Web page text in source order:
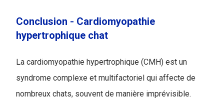
Conclusion - Cardiomyopathie
hypertrophique chat
La cardiomyopathie hypertrophique (CMH) est un
syndrome complexe et multifactoriel qui affecte de
nombreux chats, souvent de manière imprévisible.